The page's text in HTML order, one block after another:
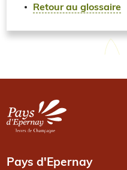
Retour au glossaire
Image
Pays d'Epernay